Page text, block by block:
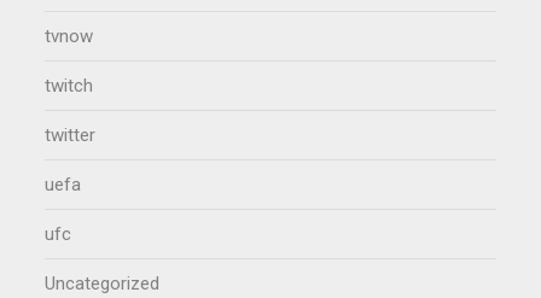
tvnow
twitch
twitter
uefa
ufc
Uncategorized